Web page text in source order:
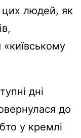
цих людей, як
дні
до
у кремлі